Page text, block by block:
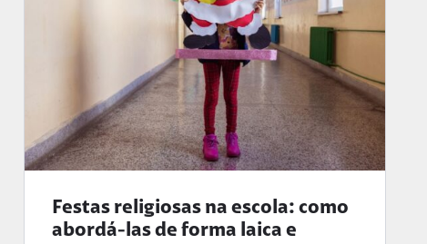
Festas religiosas na escola: como
abordá-las de forma laica e